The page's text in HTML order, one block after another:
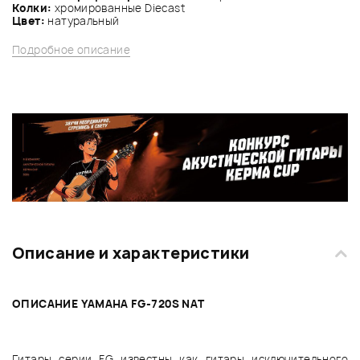
Колки: хромированные Diecast
Цвет: натуральный
Подробное описание
Описание и характеристики
ОПИСАНИЕ YAMAHA FG-720S NAT